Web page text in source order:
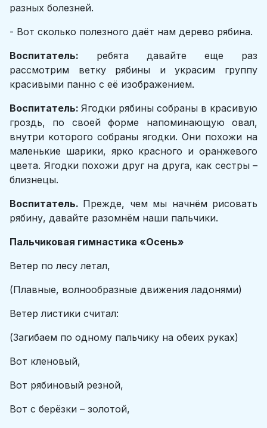
разных болезней.
- Вот сколько полезного даёт нам дерево рябина.
Воспитатель: ребята давайте еще раз
рассмотрим ветку рябины и украсим группу
красивыми панно с её изображением.
Воспитатель: Ягодки рябины собраны в красивую
гроздь, по своей форме напоминающую овал,
внутри которого собраны ягодки. Они похожи на
маленькие шарики, ярко красного и оранжевого
цвета. Ягодки похожи друг на друга, как сестры –
близнецы.
Воспитатель. Прежде, чем мы начнём рисовать
рябину, давайте разомнём наши пальчики.
Пальчиковая гимнастика «Осень»
Ветер по лесу летал,
(Плавные, волнообразные движения ладонями)
Ветер листики считал:
(Загибаем по одному пальчику на обеих руках)
Вот кленовый,
Вот рябиновый резной,
Вот с берёзки – золотой,